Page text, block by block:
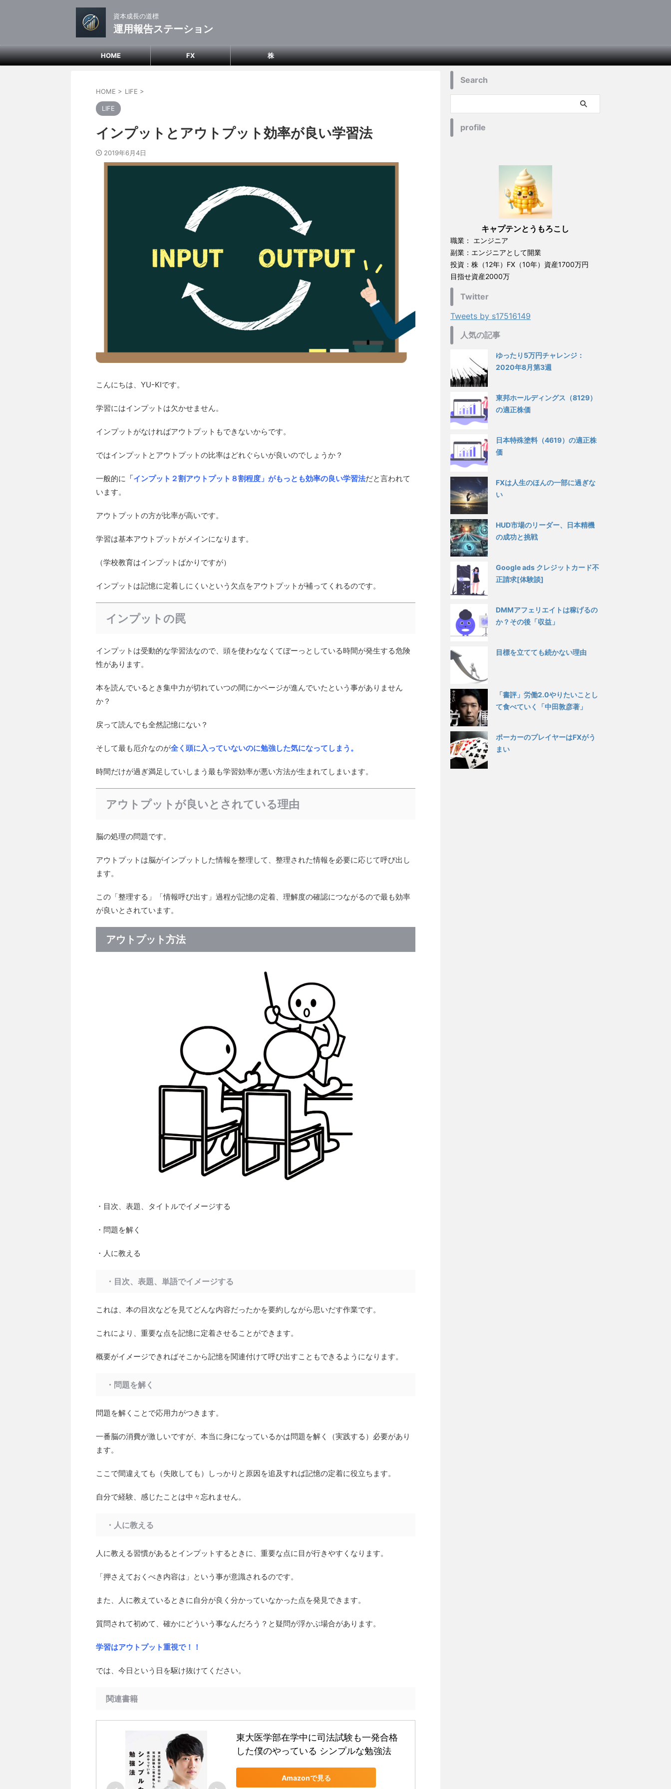
資本成長の道標
運用報告ステーション
HOME FX 株
HOME > LIFE >
LIFE
インプットとアウトプット効率が良い学習法
2019年6月4日
こんにちは、YU-KIです。
学習にはインプットは欠かせません。
インプットがなければアウトプットもできないからです。
ではインプットとアウトプットの比率はどれぐらいが良いのでしょうか？
一般的に 「インプット２割アウトプット８割程度」がもっとも効率の良い学習法だと言われて
います。
アウトプットの方が比率が高いです。
学習は基本アウトプットがメインになります。
（学校教育はインプットばかりですが）
インプットは記憶に定着しにくいという欠点をアウトプットが補ってくれるのです。
インプットの罠
インプットは受動的な学習法なので、頭を使わななくてぼーっとしている時間が発生する危険
性があります。
本を読んでいるとき集中力が切れていつの間にかページが進んでいたという事がありません
か？
戻って読んでも全然記憶にない？
そして最も厄介なのが全く頭に入っていないのに勉強した気になってしまう。
時間だけが過ぎ満足していしまう最も学習効率が悪い方法が生まれてしまいます。
アウトプットが良いとされている理由
脳の処理の問題です。
アウトプットは脳がインプットした情報を整理して、整理された情報を必要に応じて呼び出し
ます。
この「整理する」「情報呼び出す」過程が記憶の定着、理解度の確認につながるので最も効率
が良いとされています。
アウトプット方法
・目次、表題、タイトルでイメージする
・問題を解く
・人に教える
・目次、表題、単語でイメージする
これは、本の目次などを見てどんな内容だったかを要約しながら思いだす作業です。
これにより、重要な点を記憶に定着させることができます。
概要がイメージできればそこから記憶を関連付けて呼び出すこともできるようになります。
・問題を解く
問題を解くことで応用力がつきます。
一番脳の消費が激しいですが、本当に身になっているかは問題を解く（実践する）必要があり
ます。
ここで間違えても（失敗しても）しっかりと原因を追及すれば記憶の定着に役立ちます。
自分で経験、感じたことは中々忘れません。
・人に教える
人に教える習慣があるとインプットするときに、重要な点に目が行きやすくなります。
「押さえておくべき内容は」という事が意識されるのです。
また、人に教えているときに自分が良く分かっていなかった点を発見できます。
質問されて初めて、確かにどういう事なんだろう？と疑問が浮かぶ場合があります。
学習はアウトプット重視で！！
では、今日という日を駆け抜けてください。
関連書籍
東大医学部在学中に司法試験も一発合格
した僕のやっている シンプルな勉強法
Amazonで見る
Search
profile
キャプテンとうもろこし
職業： エンジニア
副業：エンジニアとして開業
投資：株（12年）FX（10年）資産1700万円
目指せ資産2000万
Twitter
Tweets by s17516149
人気の記事
ゆったり5万円チャレンジ：
2020年8月第3週
東邦ホールディングス（8129）
の適正株価
日本特殊塗料（4619）の適正株
価
FXは人生のほんの一部に過ぎな
い
HUD市場のリーダー、日本精機
の成功と挑戦
Google ads クレジットカード不
正請求[体験談]
DMMアフェリエイトは稼げるの
か？その後「収益」
目標を立てても続かない理由
「書評」労働2.0やりたいことし
て食べていく「中田敦彦著」
ポーカーのプレイヤーはFXがう
まい